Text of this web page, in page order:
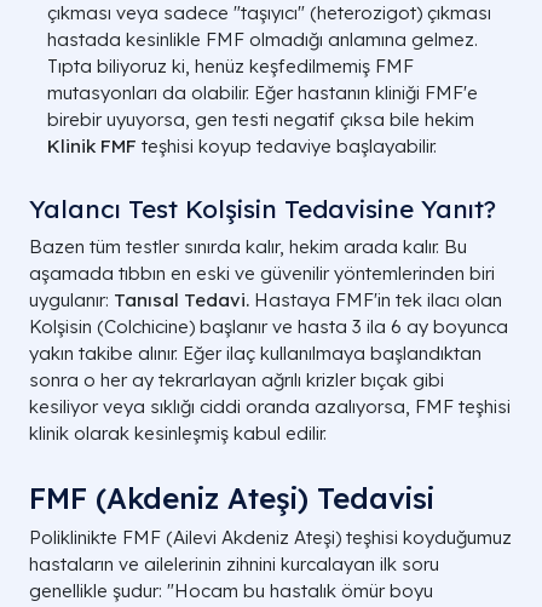
çıkması veya sadece "taşıyıcı" (heterozigot) çıkması
hastada kesinlikle FMF olmadığı anlamına gelmez.
Tıpta biliyoruz ki, henüz keşfedilmemiş FMF
mutasyonları da olabilir. Eğer hastanın kliniği FMF'e
birebir uyuyorsa, gen testi negatif çıksa bile hekim
Klinik FMF teşhisi koyup tedaviye başlayabilir.
Yalancı Test Kolşisin Tedavisine Yanıt?
Bazen tüm testler sınırda kalır, hekim arada kalır. Bu
aşamada tıbbın en eski ve güvenilir yöntemlerinden biri
uygulanır: Tanısal Tedavi. Hastaya FMF'in tek ilacı olan
Kolşisin (Colchicine) başlanır ve hasta 3 ila 6 ay boyunca
yakın takibe alınır. Eğer ilaç kullanılmaya başlandıktan
sonra o her ay tekrarlayan ağrılı krizler bıçak gibi
kesiliyor veya sıklığı ciddi oranda azalıyorsa, FMF teşhisi
klinik olarak kesinleşmiş kabul edilir.
FMF (Akdeniz Ateşi) Tedavisi
Poliklinikte FMF (Ailevi Akdeniz Ateşi) teşhisi koyduğumuz
hastaların ve ailelerinin zihnini kurcalayan ilk soru
genellikle şudur: "Hocam bu hastalık ömür boyu